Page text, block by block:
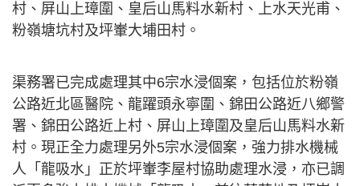
村、屏山上璋圍、皇后山馬料水新村、上水天光甫、
粉嶺塘坑村及坪輋大埔田村。
渠務署已完成處理其中6宗水浸個案，包括位於粉嶺
公路近北區醫院、龍躍頭永寧圍、錦田公路近八鄉警
署、錦田公路近上村、屏山上璋圍及皇后山馬料水新
村。現正全力處理另外5宗水浸個案，強力排水機械
人「龍吸水」正於坪輋李屋村協助處理水浸，亦已調